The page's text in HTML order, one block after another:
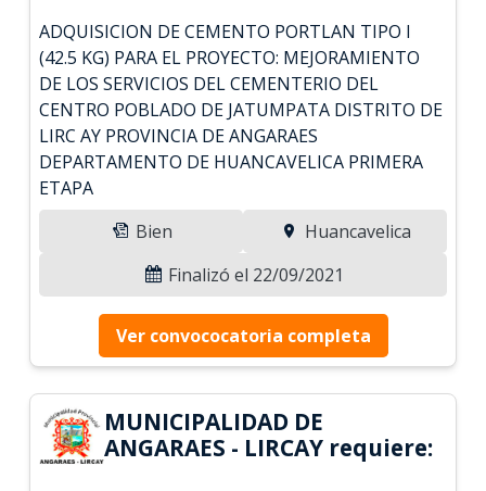
ADQUISICION DE CEMENTO PORTLAN TIPO I
(42.5 KG) PARA EL PROYECTO: MEJORAMIENTO
DE LOS SERVICIOS DEL CEMENTERIO DEL
CENTRO POBLADO DE JATUMPATA DISTRITO DE
LIRC AY PROVINCIA DE ANGARAES
DEPARTAMENTO DE HUANCAVELICA PRIMERA
ETAPA
Bien
Huancavelica
Finalizó el 22/09/2021
Ver convococatoria completa
MUNICIPALIDAD DE
ANGARAES - LIRCAY requiere: